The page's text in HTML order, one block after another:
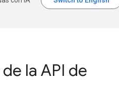
la API de